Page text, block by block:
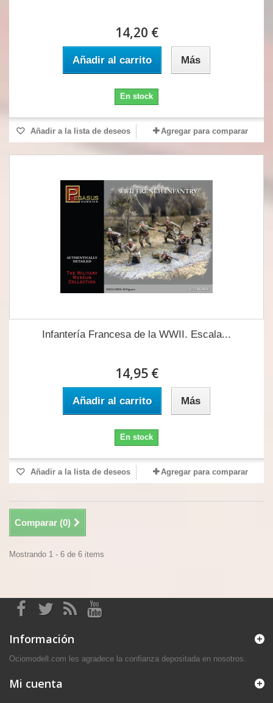
14,20 €
Añadir al carrito Más
En stock
Añadir a la lista de deseos Agregar para comparar
Infantería Francesa de la WWII. Escala...
14,95 €
Añadir al carrito Más
En stock
Añadir a la lista de deseos Agregar para comparar
Comparar (0)
Mostrando 1 - 6 de 6 items
Información
Ociomodell.com les agradece la confianza depositada en nosotros.
Mi cuenta